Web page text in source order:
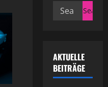
Search
AKTUELLE
BEITRÄGE